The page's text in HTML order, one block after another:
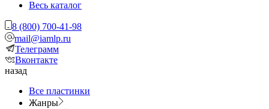
Весь каталог
8 (800) 700-41-98
mail@iamlp.ru
Телеграмм
Вконтакте
назад
Все пластинки
Жанры